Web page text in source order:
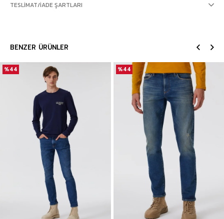
TESLIMAT/İADE ŞARTLARI
BENZER ÜRÜNLER
%44 %44